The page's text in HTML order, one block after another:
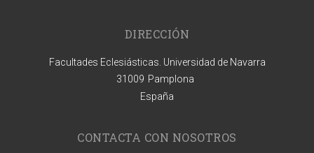
DIRECCIÓN
Facultades Eclesiásticas. Universidad de Navarra
31009 Pamplona
España
CONTACTA CON NOSOTROS